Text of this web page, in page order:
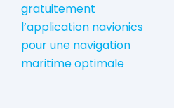
gratuitement
l’application navionics
pour une navigation
maritime optimale